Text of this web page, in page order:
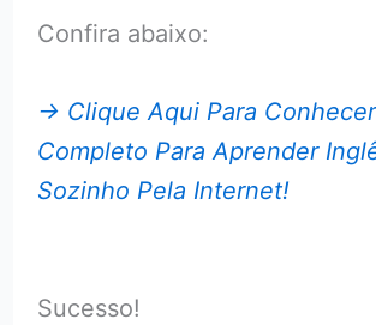
Confira abaixo:
→ Clique Aqui Para
Completo Para Aprender
Sozinho Pela Internet!
Sucesso!